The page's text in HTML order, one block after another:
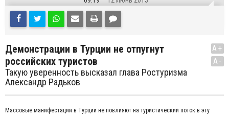
Демонстрации в Турции не отпугнут
российских туристов
Такую уверенность высказал глава Ростуризма
Александр Радьков
A+
A-
Массовые манифестации в Турции не повлияют на туристический поток в эту